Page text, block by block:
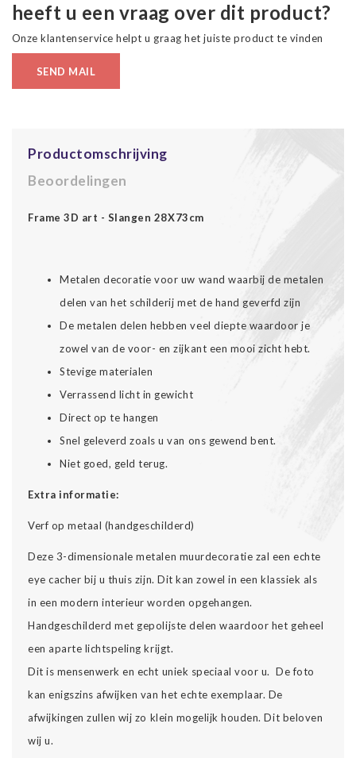
heeft u een vraag over dit product?
Onze klantenservice helpt u graag het juiste product te vinden
SEND MAIL
Productomschrijving
Beoordelingen
Frame 3D art - Slangen 28X73cm
Metalen decoratie voor uw wand waarbij de metalen
delen van het schilderij met de hand geverfd zijn
De metalen delen hebben veel diepte waardoor je
zowel van de voor- en zijkant een mooi zicht hebt.
Stevige materialen
Verrassend licht in gewicht
Direct op te hangen
Snel geleverd zoals u van ons gewend bent.
Niet goed, geld terug.
Extra informatie:
Verf op metaal (handgeschilderd)
Deze 3-dimensionale metalen muurdecoratie zal een echte
eye cacher bij u thuis zijn. Dit kan zowel in een klassiek als
in een modern interieur worden opgehangen.
Handgeschilderd met gepolijste delen waardoor het geheel
een aparte lichtspeling krijgt.
Dit is mensenwerk en echt uniek speciaal voor u. De foto
kan enigszins afwijken van het echte exemplaar. De
afwijkingen zullen wij zo klein mogelijk houden. Dit beloven
wij u.